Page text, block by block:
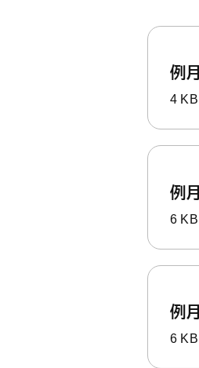
例
4 KB
例
6
例
6